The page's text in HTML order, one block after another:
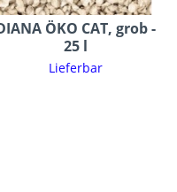
ÖKO CAT, grob -
25 l
Lieferbar